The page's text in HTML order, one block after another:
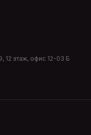
12 этаж, офис 12-03 Б